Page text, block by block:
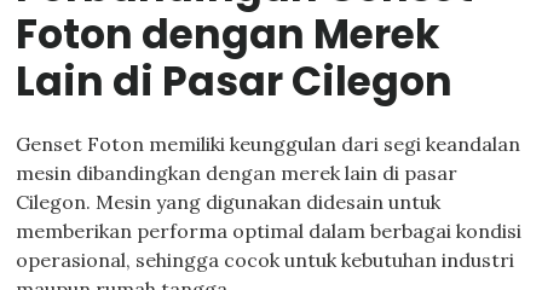
Foton dengan Merek
Lain di Pasar Cilegon
Genset Foton memiliki keunggulan dari segi keandalan
mesin dibandingkan dengan merek lain di pasar
Cilegon. Mesin yang digunakan didesain untuk
memberikan performa optimal dalam berbagai kondisi
operasional, sehingga cocok untuk kebutuhan industri